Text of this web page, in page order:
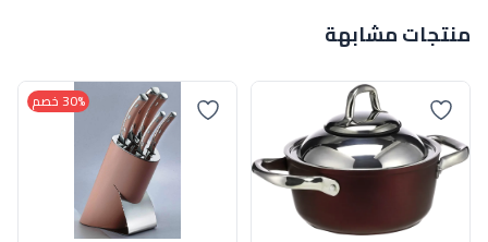
منتجات مشابهة
30% خصم